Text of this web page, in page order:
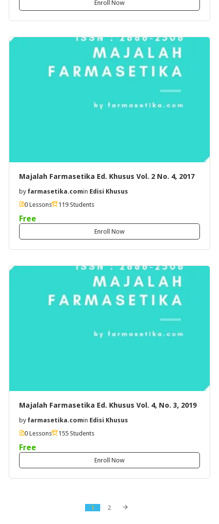
Enroll Now
Majalah Farmasetika Ed. Khusus Vol. 2 No. 4, 2017
by farmasetika.comin Edisi Khusus
0 Lessons
119 Students
Free
Enroll Now
Majalah Farmasetika Ed. Khusus Vol. 4, No. 3, 2019
by farmasetika.comin Edisi Khusus
0 Lessons
155 Students
Free
Enroll Now
1 2